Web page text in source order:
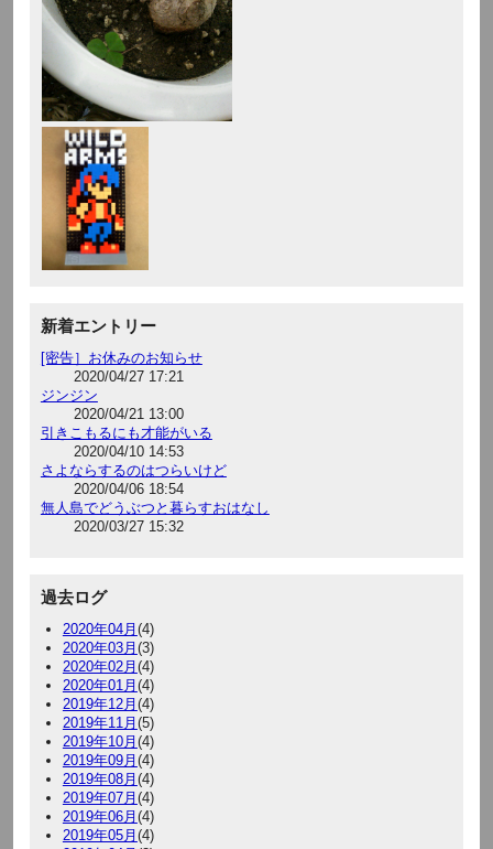
新着エントリー
[密告］お休みのお知らせ
2020/04/27 17:21
ジンジン
2020/04/21 13:00
引きこもるにも才能がいる
2020/04/10 14:53
さよならするのはつらいけど
2020/04/06 18:54
無人島でどうぶつと暮らすおはなし
2020/03/27 15:32
過去ログ
2020年04月 (4)
2020年03月 (3)
2020年02月 (4)
2020年01月 (4)
2019年12月 (4)
2019年11月 (5)
2019年10月 (4)
2019年09月 (4)
2019年08月 (4)
2019年07月 (4)
2019年06月 (4)
2019年05月 (4)